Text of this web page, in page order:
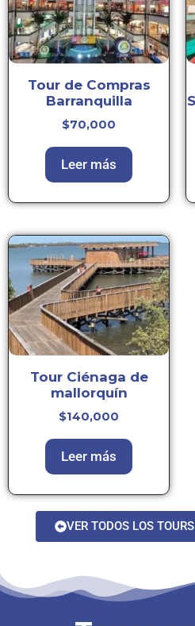
Tour de Compras
Barranquilla
$70,000
Leer más
Tour Ciénaga de
mallorquín
$140,000
Leer más
VER TODOS LOS